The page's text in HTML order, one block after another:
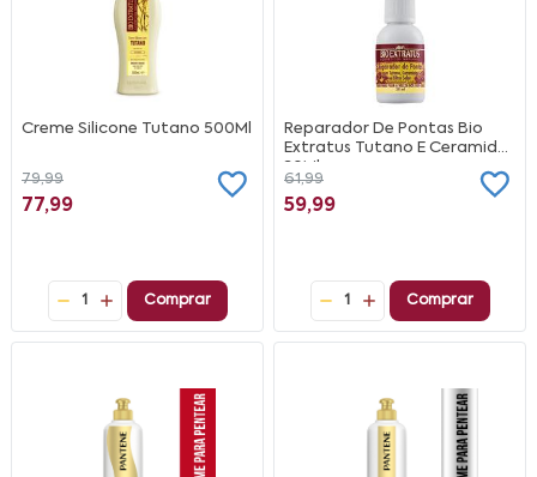
Creme Silicone Tutano 500Ml
79,99
77,99
1 Comprar
Reparador De Pontas Bio
Extratus Tutano E Ceramidas
30Ml
61,99
59,99
1 Comprar